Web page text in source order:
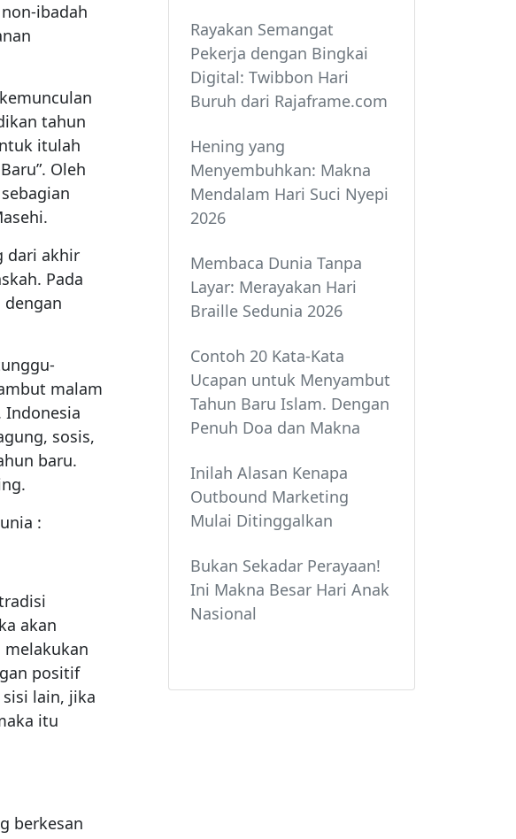
ibadah
tahun
itulah
Oleh
dari akhir
Pada
malam
Indonesia
sosis,
baru.
:
akan
positif
lain, jika
itu
berkesan
Rayakan Semangat
Pekerja dengan Bingkai
Digital: Twibbon Hari
Buruh dari Rajaframe.com
Hening yang
Menyembuhkan: Makna
Mendalam Hari Suci Nyepi
2026
Membaca Dunia Tanpa
Layar: Merayakan Hari
Braille Sedunia 2026
Contoh 20 Kata-Kata
Ucapan untuk Menyambut
Tahun Baru Islam. Dengan
Penuh Doa dan Makna
Inilah Alasan Kenapa
Outbound Marketing
Mulai Ditinggalkan
Bukan Sekadar Perayaan!
Ini Makna Besar Hari Anak
Nasional